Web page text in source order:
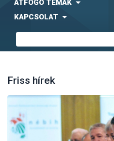
ÁTFOGÓ TÉMÁK
KAPCSOLAT
Friss hírek